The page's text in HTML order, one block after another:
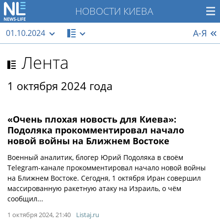
НОВОСТИ КИЕВА
01.10.2024 А-Я
Лента
1 октября 2024 года
«Очень плохая новость для Киева»:
Подоляка прокомментировал начало
новой войны на Ближнем Востоке
Военный аналитик, блогер Юрий Подоляка в своём
Telegram-канале прокомментировал начало новой войны
на Ближнем Востоке. Сегодня, 1 октября Иран совершил
массированную ракетную атаку на Израиль, о чём
сообщил...
1 октября 2024, 21:40 Listaj.ru